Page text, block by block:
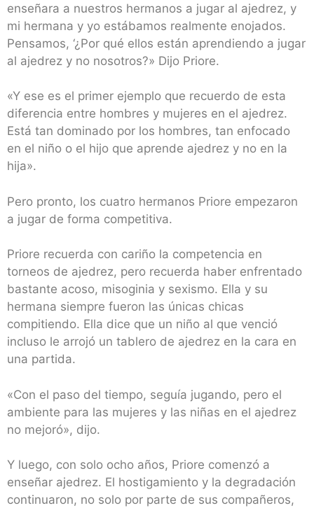
enseñara a nuestros hermanos a jugar al ajedrez, y
mi hermana y yo estábamos realmente enojados.
Pensamos, ‘¿Por qué ellos están aprendiendo a jugar
al ajedrez y no nosotros?» Dijo Priore.
«Y ese es el primer ejemplo que recuerdo de esta
diferencia entre hombres y mujeres en el ajedrez.
Está tan dominado por los hombres, tan enfocado
en el niño o el hijo que aprende ajedrez y no en la
hija».
Pero pronto, los cuatro hermanos Priore empezaron
a jugar de forma competitiva.
Priore recuerda con cariño la competencia en
torneos de ajedrez, pero recuerda haber enfrentado
bastante acoso, misoginia y sexismo. Ella y su
hermana siempre fueron las únicas chicas
compitiendo. Ella dice que un niño al que venció
incluso le arrojó un tablero de ajedrez en la cara en
una partida.
«Con el paso del tiempo, seguía jugando, pero el
ambiente para las mujeres y las niñas en el ajedrez
no mejoró», dijo.
Y luego, con solo ocho años, Priore comenzó a
enseñar ajedrez. El hostigamiento y la degradación
continuaron, no solo por parte de sus compañeros,